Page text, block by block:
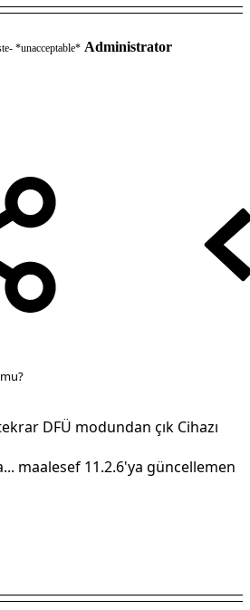
*unacceptable* Administrator
DFÜ modundan çık Cihazı
maalesef 11.2.6'ya güncellemen